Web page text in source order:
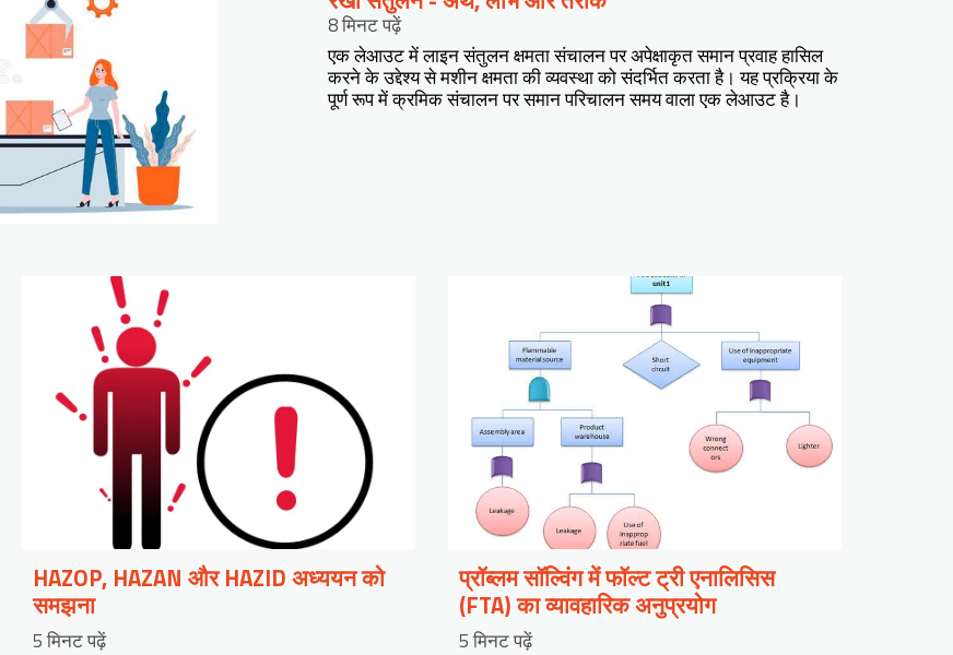
8 मिनट पढ़ें
एक लेआउट में लाइन संतुलन क्षमता संचालन पर अपेक्षाकृत समान प्रवाह हासिल
करने के उद्देश्य से मशीन क्षमता की व्यवस्था को संदर्भित करता है। यह प्रक्रिया के
पूर्ण रूप में क्रमिक संचालन पर समान परिचालन समय वाला एक लेआउट है।
HAZOP, HAZAN और HAZID अध्ययन को
समझना
5 मिनट पढ़ें
प्रॉब्लम सॉल्विंग में फॉल्ट ट्री एनालिसिस
(FTA) का व्यावहारिक अनुप्रयोग
5 मिनट पढ़ें